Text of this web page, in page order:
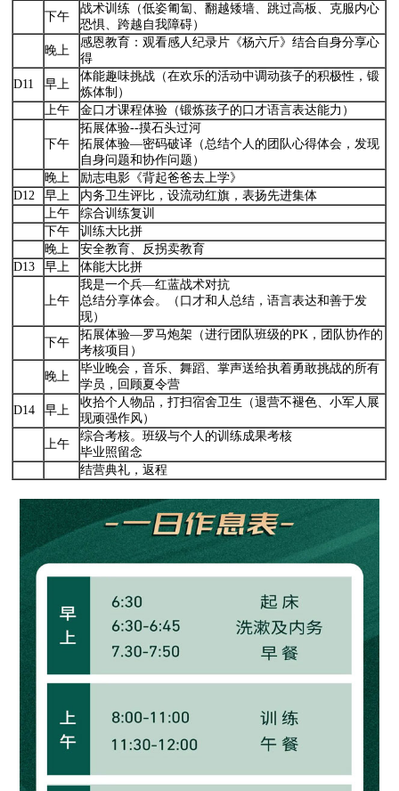
下午
战术训练（低姿匍匐、翻越矮墙、跳过高板、克服内心
恐惧、跨越自我障碍）
晚上
感恩教育：观看感人纪录片《杨六斤》结合自身分享心
得
D11
早上
体能趣味挑战（在欢乐的活动中调动孩子的积极性，锻
炼体制）
上午
金口才课程体验（锻炼孩子的口才语言表达能力）
下午
拓展体验--摸石头过河
拓展体验—密码破译（总结个人的团队心得体会，发现
自身问题和协作问题）
晚上
励志电影《背起爸爸去上学》
D12
早上
内务卫生评比，设流动红旗，表扬先进集体
上午
综合训练复训
下午
训练大比拼
晚上
安全教育、反拐卖教育
D13
早上 体能大比拼
上午
我是一个兵—红蓝战术对抗
总结分享体会。（口才和人总结，语言表达和善于发
现）
下午
拓展体验—罗马炮架（进行团队班级的PK，团队协作的
考核项目）
晚上
毕业晚会，音乐、舞蹈、掌声送给执着勇敢挑战的所有
学员，回顾夏令营
D14
早上
收拾个人物品，打扫宿舍卫生（退营不褪色、小军人展
现顽强作风）
上午
综合考核。班级与个人的训练成果考核
毕业照留念
结营典礼，返程